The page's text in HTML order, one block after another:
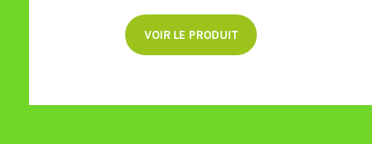
VOIR LE PRODUIT